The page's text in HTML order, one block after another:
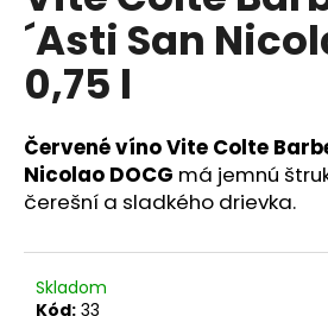
5,0
5
hviezdičiek.
´Asti San
0,75 l
Červené víno Vite Colte
Nicolao DOCG má jemnú
čerešní a sladkého drievka.
Skladom
Kód: 33
á
j
s
?